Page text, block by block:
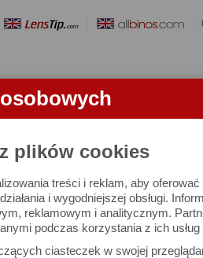
plików cookies
treści i reklam, aby
i wygodniejszej obsługi.
reklamowym i analitycznym.
podczas korzystania z ich
ciasteczek w swojej
LORNETKI
NAB 2025